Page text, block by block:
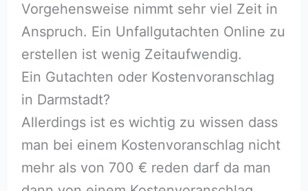
Vorgehensweise nimmt sehr viel Zeit in
Anspruch. Ein Unfallgutachten Online zu
erstellen ist wenig Zeitaufwendig.
Ein Gutachten oder Kostenvoranschlag
in Darmstadt?
Allerdings ist es wichtig zu wissen dass
man bei einem Kostenvoranschlag nicht
mehr als von 700 € reden darf da man